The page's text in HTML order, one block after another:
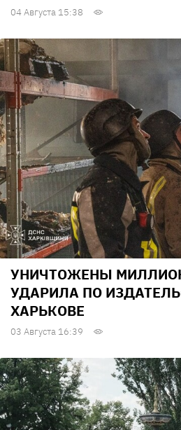
04 Августа 15:38
УНИЧТОЖЕНЫ
УДАРИЛА ПО
ХАРЬКОВЕ
03 Августа 16:39